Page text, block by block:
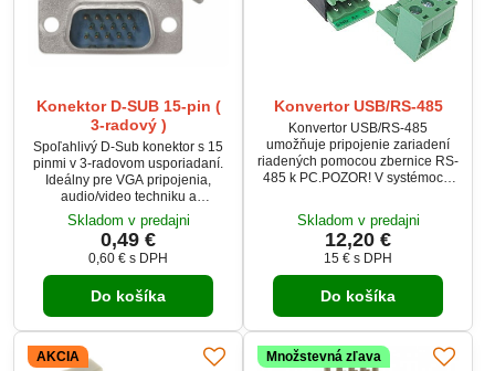
Konektor D-SUB 15-pin (
3-radový )
Spoľahlivý D-Sub konektor s 15
pinmi v 3-radovom usporiadaní.
Ideálny pre VGA pripojenia,
audio/video techniku a
priemyselné aplikácie. Vyznačuje
sa vysokou presnosťou, odolnou
konštrukciou a stabilným
prenosom signálu. Vhodný na
použitie v elektronike, IT a
priemyselných zariadeniach.
Skladom v predajni
0,49 €
0,60 € s DPH
Do košíka
Konvertor USB/RS-485
Konvertor USB/RS-485
umožňuje pripojenie zariadení
riadených pomocou zbernice RS-
485 k PC.POZOR! V systémoch,
skontrolovať pridelený port COM
v manageru zariadenia->Porty
(COM a LPT). Pridelené číslo
portu COM možno zmeniť v
manažeru zaradenia v
pokročilých možnostiach daného
Skladom v predajni
12,20 €
15 € s DPH
Do košíka
AKCIA Množstevná zľava